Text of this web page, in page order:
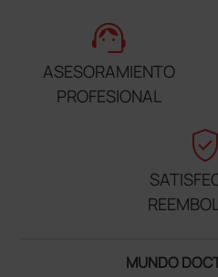
support_agent
ASESORAMIENTO
PROFESIONAL
verified_user
MUNDO